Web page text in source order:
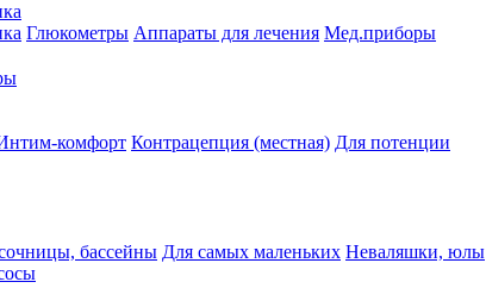
Глюкометры Аппараты для лечения Мед.приборы
комфорт Контрацепция (местная) Для потенции
бассейны Для самых маленьких Неваляшки, юлы